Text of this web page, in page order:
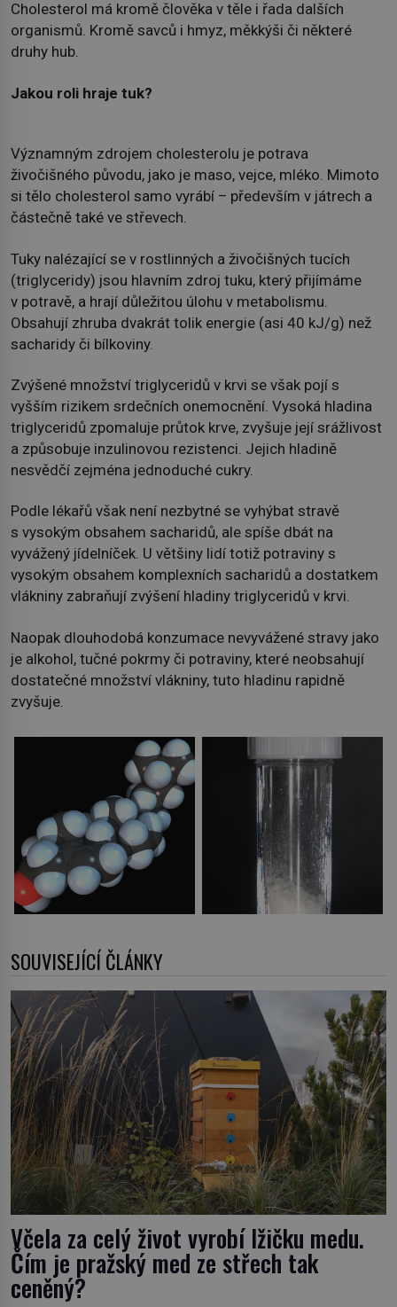
Cholesterol má kromě člověka v těle i řada dalších
organismů. Kromě savců i hmyz, měkkýši či některé
druhy hub.
Jakou roli hraje tuk?
Významným zdrojem cholesterolu je potrava
živočišného původu, jako je maso, vejce, mléko. Mimoto
si tělo cholesterol samo vyrábí – především v játrech a
částečně také ve střevech.
Tuky nalézající se v rostlinných a živočišných tucích
(triglyceridy) jsou hlavním zdroj tuku, který přijímáme
v potravě, a hrají důležitou úlohu v metabolismu.
Obsahují zhruba dvakrát tolik energie (asi 40 kJ/g) než
sacharidy či bílkoviny.
Zvýšené množství triglyceridů v krvi se však pojí s
vyšším rizikem srdečních onemocnění. Vysoká hladina
triglyceridů zpomaluje průtok krve, zvyšuje její srážlivost
a způsobuje inzulinovou rezistenci. Jejich hladině
nesvědčí zejména jednoduché cukry.
Podle lékařů však není nezbytné se vyhýbat stravě
s vysokým obsahem sacharidů, ale spíše dbát na
vyvážený jídelníček. U většiny lidí totiž potraviny s
vysokým obsahem komplexních sacharidů a dostatkem
vlákniny zabraňují zvýšení hladiny triglyceridů v krvi.
Naopak dlouhodobá konzumace nevyvážené stravy jako
je alkohol, tučné pokrmy či potraviny, které neobsahují
dostatečné množství vlákniny, tuto hladinu rapidně
zvyšuje.
SOUVISEJÍCÍ ČLÁNKY
Včela za celý život vyrobí lžičku medu.
Čím je pražský med ze střech tak
ceněný?